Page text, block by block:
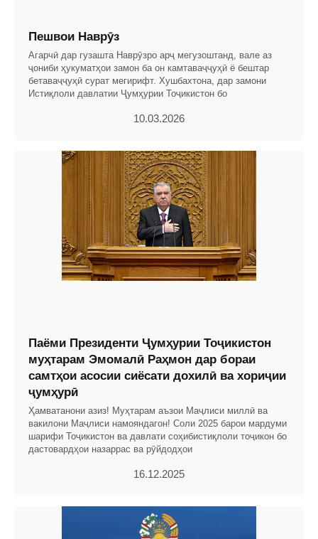
Пешвои Наврӯз
Агарчӣ дар гузашта Наврӯзро арҷ мегузоштанд, вале аз
ҷониби ҳукуматҳои замон ба он камтаваҷҷуҳӣ ё бештар
бетаваҷҷуҳӣ сурат мегирифт. Хушбахтона, дар замони
Истиқлоли давлатии Ҷумҳурии Тоҷикистон бо
10.03.2026
Паёми Президенти Ҷумҳурии Тоҷикистон
муҳтарам Эмомалӣ Раҳмон дар бораи
самтҳои асосии сиёсати дохилӣ ва хориҷии
ҷумҳурӣ
Ҳамватанони азиз! Муҳтарам аъзои Маҷлиси миллӣ ва
вакилони Маҷлиси намояндагон! Соли 2025 барои мардуми
шарифи Тоҷикистон ва давлати соҳибистиқлоли тоҷикон бо
дастовардҳои назаррас ва рӯйдодҳои
16.12.2025